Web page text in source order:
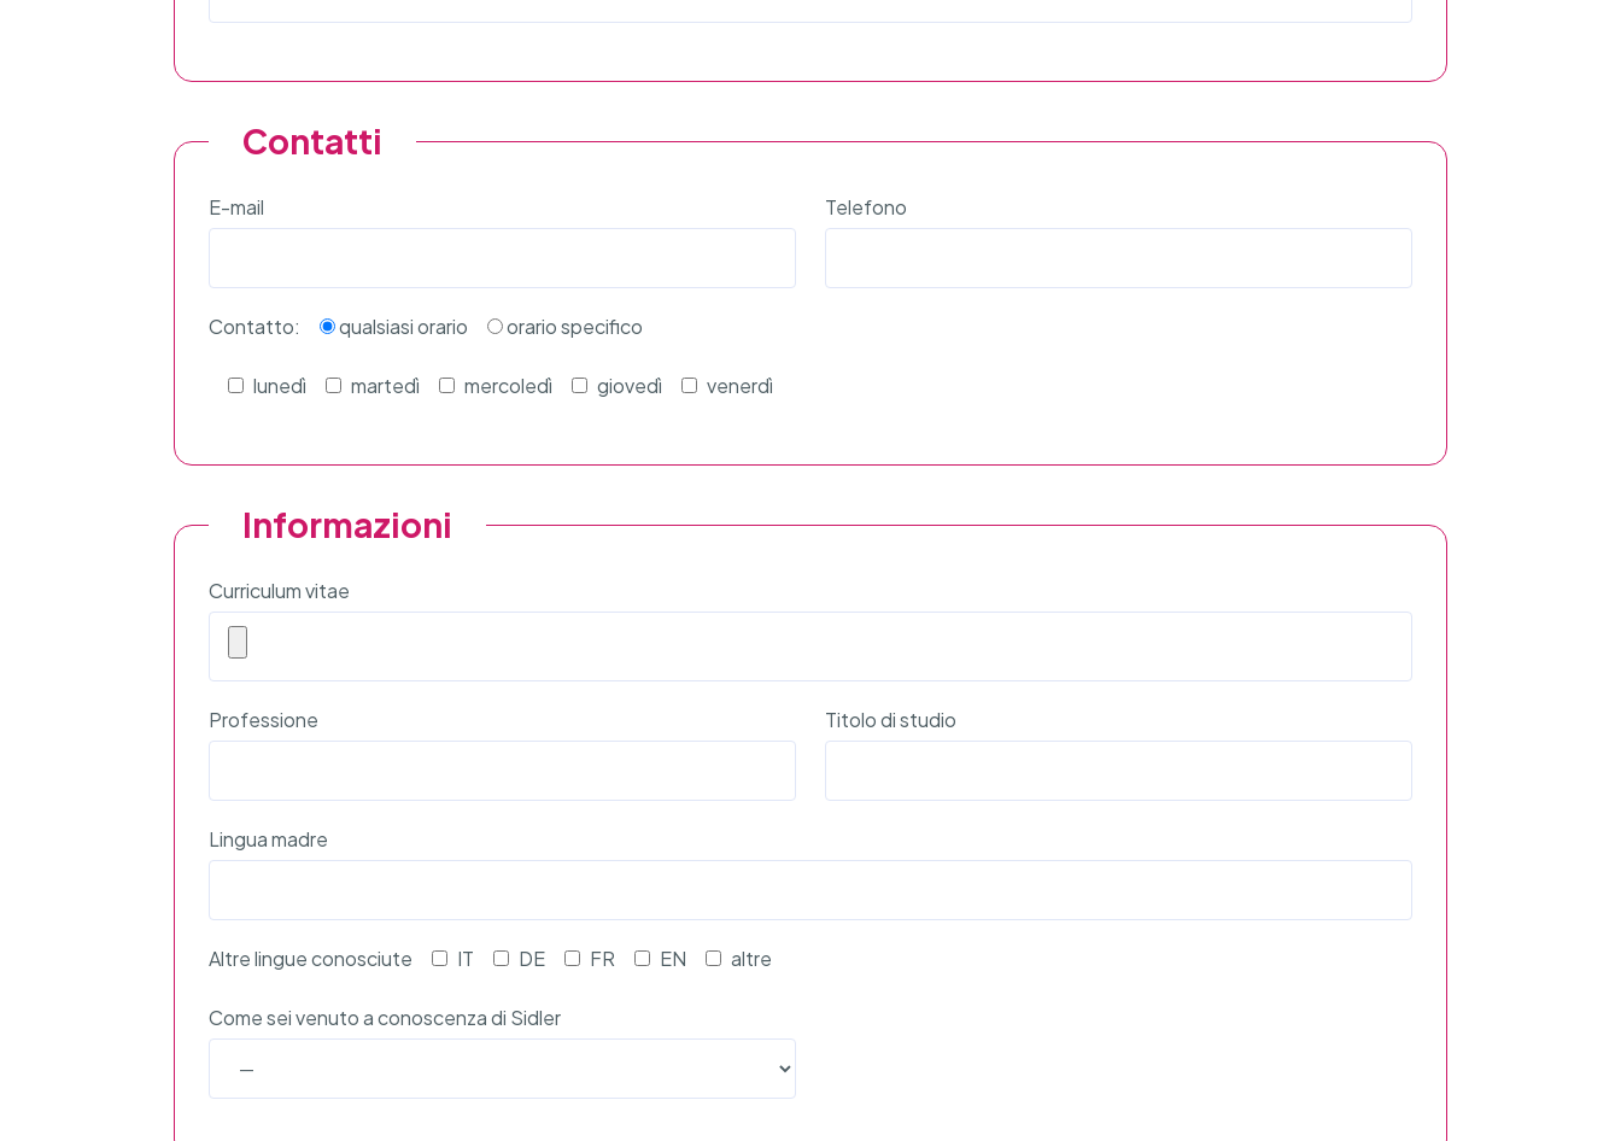
Contatti
E-mail Telefono
Contatto: qualsiasi orario orario specifico
lunedì martedì mercoledì giovedì venerdì
Informazioni
Curriculum vitae
Professione Titolo di studio
Lingua madre
Altre lingue conosciute IT DE FR EN altre
Come sei venuto a conoscenza di Sidler